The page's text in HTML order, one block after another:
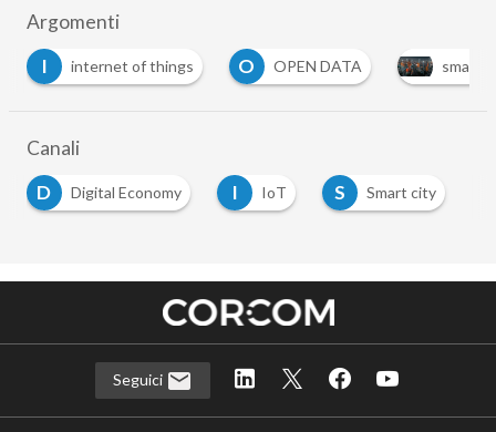
Argomenti
I
internet of things O OPEN DATA smart city
Canali
D
Digital Economy I IoT S Smart city
Seguici